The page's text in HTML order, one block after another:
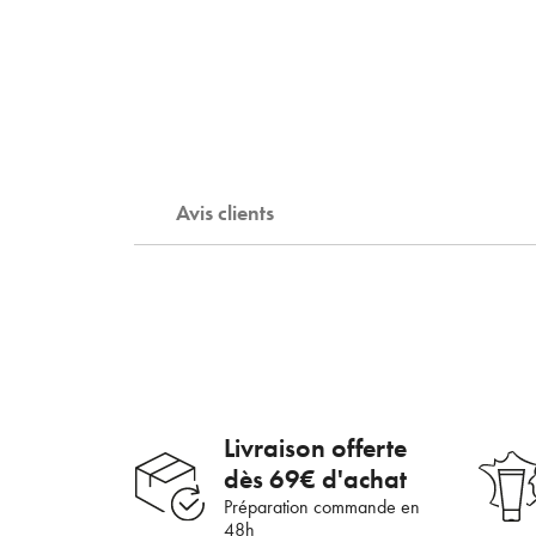
Avis clients
Livraison offerte
dès 69€ d'achat
Préparation commande en
48h